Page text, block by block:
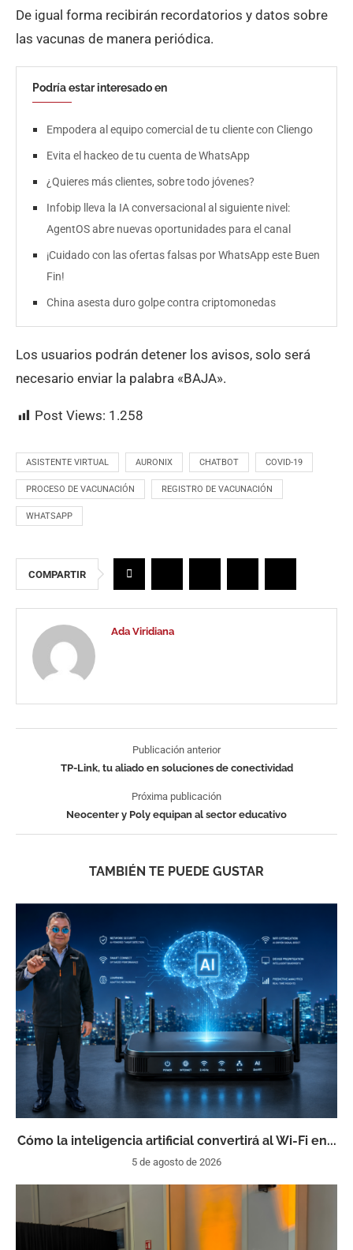
De igual forma recibirán recordatorios y datos sobre
las vacunas de manera periódica.
Podría estar interesado en
Empodera al equipo comercial de tu cliente con Cliengo
Evita el hackeo de tu cuenta de WhatsApp
¿Quieres más clientes, sobre todo jóvenes?
Infobip lleva la IA conversacional al siguiente nivel:
AgentOS abre nuevas oportunidades para el canal
¡Cuidado con las ofertas falsas por WhatsApp este Buen
Fin!
China asesta duro golpe contra criptomonedas
Los usuarios podrán detener los avisos, solo será
necesario enviar la palabra «BAJA».
Post Views: 1.258
ASISTENTE VIRTUAL AURONIX CHATBOT COVID-19
PROCESO DE VACUNACIÓN REGISTRO DE VACUNACIÓN
WHATSAPP
COMPARTIR
Ada Viridiana
Publicación anterior
TP-Link, tu aliado en soluciones de conectividad
Próxima publicación
Neocenter y Poly equipan al sector educativo
TAMBIÉN TE PUEDE GUSTAR
Cómo la inteligencia artificial convertirá al Wi-Fi en...
5 de agosto de 2026